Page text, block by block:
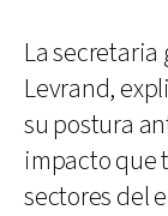
La secretaria
Levrand,
su postura
impacto que
sectores del